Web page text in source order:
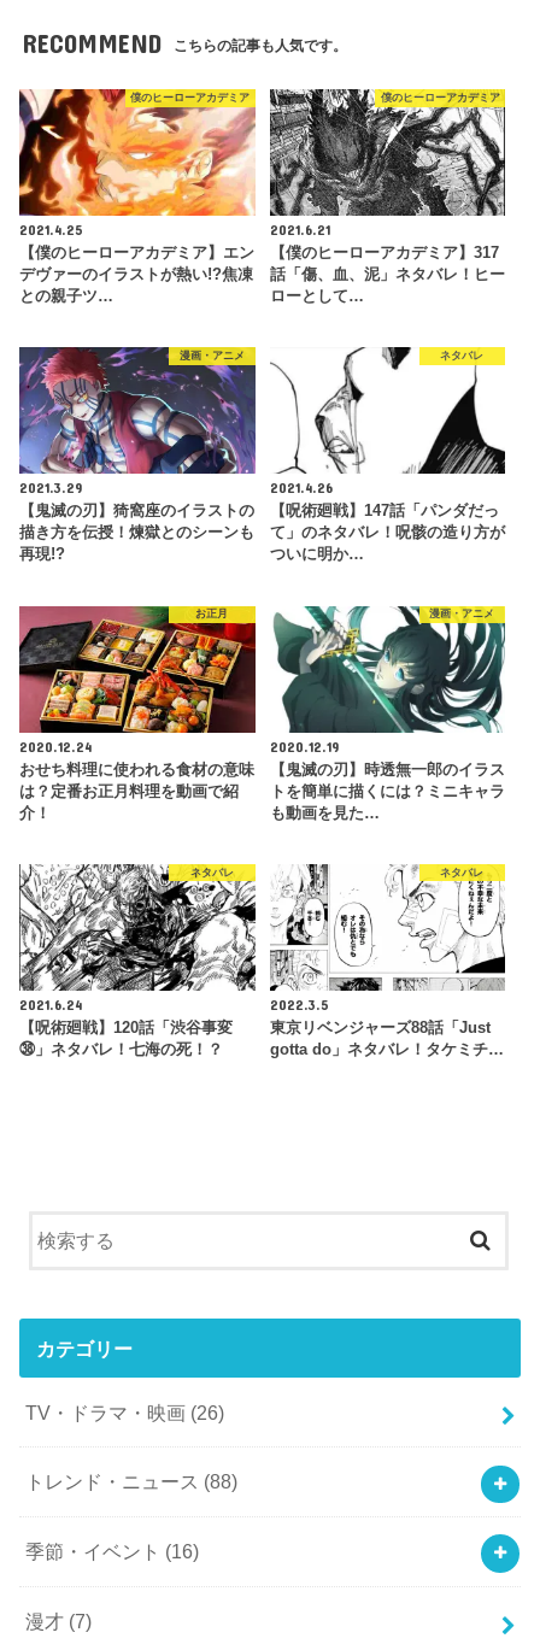
RECOMMEND こちらの記事も人気です。
僕のヒーローアカデミア
2021.4.25
【僕のヒーローアカデミア】エン
デヴァーのイラストが熱い!?焦凍
との親子ツ…
僕のヒーローアカデミア
2021.6.21
【僕のヒーローアカデミア】317
話「傷、血、泥」ネタバレ！ヒー
ローとして…
漫画・アニメ
2021.3.29
【鬼滅の刃】猗窩座のイラストの
描き方を伝授！煉獄とのシーンも
再現!?
ネタバレ
2021.4.26
【呪術廻戦】147話「パンダだっ
て」のネタバレ！呪骸の造り方が
ついに明か…
お正月
2020.12.24
おせち料理に使われる食材の意味
は？定番お正月料理を動画で紹
介！
漫画・アニメ
2020.12.19
【鬼滅の刃】時透無一郎のイラス
トを簡単に描くには？ミニキャラ
も動画を見た…
ネタバレ
2021.6.24
【呪術廻戦】120話「渋谷事変
㊳」ネタバレ！七海の死！？
ネタバレ
2022.3.5
東京リベンジャーズ88話「Just
gotta do」ネタバレ！タケミチ…
カテゴリー
TV・ドラマ・映画 (26)
トレンド・ニュース (88)
季節・イベント (16)
漫才 (7)